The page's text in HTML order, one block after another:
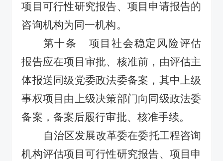
项目可行性研究报告、项目申请报告的
咨询机构为同一机构。
第十条
项目社会稳定风险评估
报告应在项目审批、核准前，由评估主
体报送同级党委政法委备案， 其中上级
事权项目由上级决策部门向同级政法委
备案， 备案后履行审批、核准手续。
自治区发展改革委在委托工程咨询
机构评估项目可行性研究报告、项目申